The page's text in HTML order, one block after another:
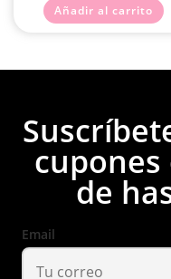
Añadir al carrito
de
Email